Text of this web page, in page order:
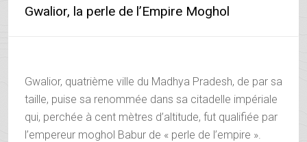
Gwalior, la perle de l’Empire Moghol
Gwalior, quatrième ville du Madhya Pradesh, de par sa
taille, puise sa renommée dans sa citadelle impériale
qui, perchée à cent mètres d’altitude, fut qualifiée par
l’empereur moghol Babur de « perle de l’empire ».